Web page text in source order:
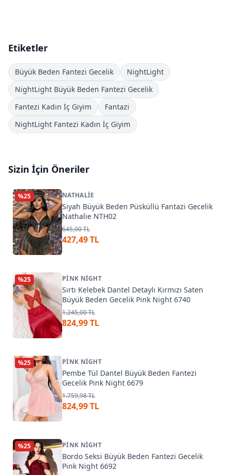
Etiketler
Büyük Beden Fantezi Gecelik
NightLight
NightLight Büyük Beden Fantezi Gecelik
Fantezi Kadın İç Giyim
Fantazi
NightLight Fantezi Kadın İç Giyim
Sizin İçin Öneriler
%25 NATHALIE
Siyah Büyük Beden Püsküllü Fantazi Gecelik
Nathalie NTH02
645,00 TL
427,49 TL
%25 PINK NIGHT
Sırtı Kelebek Dantel Detaylı Kırmızı Saten
Büyük Beden Gecelik Pink Night 6740
1.245,00 TL
824,99 TL
%25 PINK NIGHT
Pembe Tül Dantel Büyük Beden Fantezi
Gecelik Pink Night 6679
1.759,98 TL
824,99 TL
%25 PINK NIGHT
Bordo Seksi Büyük Beden Fantezi Gecelik
Pink Night 6692